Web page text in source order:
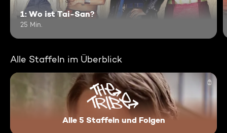
1: Wo ist Tai-San?
25 Min.
Alle Staffeln im Überblick
Alle 5 Staffeln und Folgen